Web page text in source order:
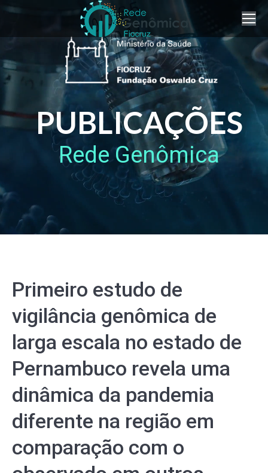
PUBLICAÇÕES
Rede Genômica
Primeiro estudo de
vigilância genômica de
larga escala no estado de
Pernambuco revela uma
dinâmica da pandemia
diferente na região em
comparação com o